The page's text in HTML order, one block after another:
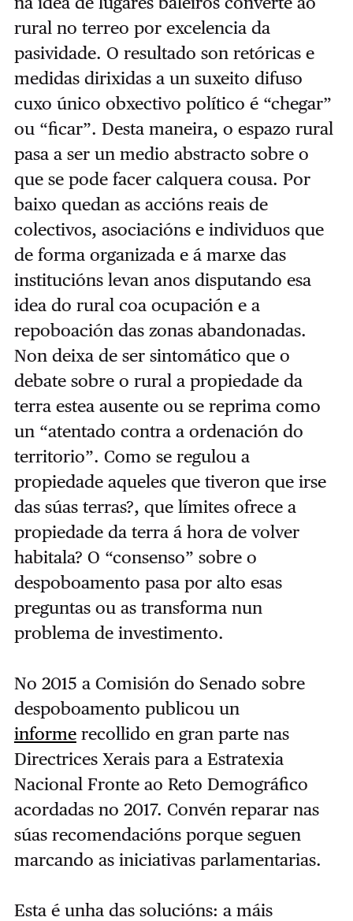
rural no terreo por excelencia da
pasividade. O resultado son retóricas e
medidas dirixidas a un suxeito difuso
cuxo único obxectivo político é “chegar”
ou “ficar”. Desta maneira, o espazo rural
pasa a ser un medio abstracto sobre o
que se pode facer calquera cousa. Por
baixo quedan as accións reais de
colectivos, asociacións e individuos que
de forma organizada e á marxe das
institucións levan anos disputando esa
idea do rural coa ocupación e a
repoboación das zonas abandonadas.
Non deixa de ser sintomático que o
debate sobre o rural a propiedade da
terra estea ausente ou se reprima como
un “atentado contra a ordenación do
territorio”. Como se regulou a
propiedade aqueles que tiveron que irse
das súas terras?, que límites ofrece a
propiedade da terra á hora de volver
habitala? O “consenso” sobre o
despoboamento pasa por alto esas
preguntas ou as transforma nun
problema de investimento.
No 2015 a Comisión do Senado sobre
despoboamento publicou un
informerecollido en gran parte nas
Directrices Xerais para a Estratexia
Nacional Fronte ao Reto Demográfico
acordadas no 2017. Convén reparar nas
súas recomendacións porque seguen
marcando as iniciativas parlamentarias.
Esta é unha das solucións: a máis